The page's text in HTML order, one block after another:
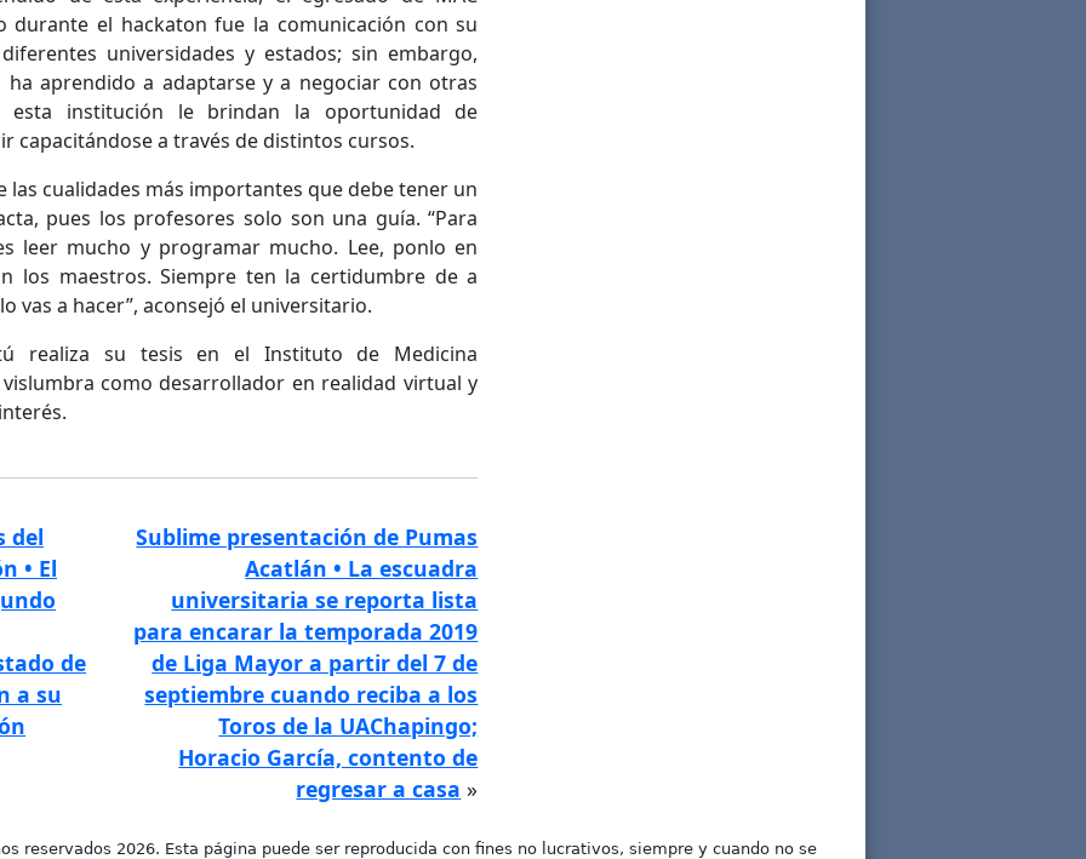
durante el hackaton fue la comunicación con su
universidades y estados; sin embargo,
aprendido a adaptarse y a negociar con otras
esta institución le brindan la oportunidad de
capacitándose a través de distintos cursos.
las cualidades más importantes que debe tener un
pues los profesores solo son una guía. “Para
leer mucho y programar mucho. Lee, ponlo en
los maestros. Siempre ten la certidumbre de a
vas a hacer”, aconsejó el universitario.
realiza su tesis en el Instituto de Medicina
como desarrollador en realidad virtual y
del
• El
de
a su
Sublime presentación de Pumas
Acatlán • La escuadra
universitaria se reporta lista
para encarar la temporada 2019
de Liga Mayor a partir del 7 de
septiembre cuando reciba a los
Toros de la UAChapingo;
Horacio García, contento de
regresar a casa »
reservados 2026. Esta página puede ser reproducida con fines no lucrativos, siempre y cuando no se